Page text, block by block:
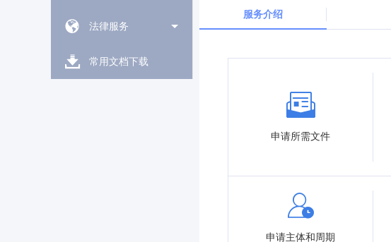
法律服务
常用文档下载
服务介绍
申请所需文件
申请主体和周期